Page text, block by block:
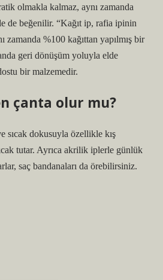
olmakla kalmaz, aynı zamanda
de beğenilir. “Kağıt ip, rafia ipinin
zamanda %100 kağıttan yapılmış bir
geri dönüşüm yoluyla elde
bir malzemedir.
çanta olur mu?
sıcak dokusuyla özellikle kış
tutar. Ayrıca akrilik iplerle günlük
saç bandanaları da örebilirsiniz.